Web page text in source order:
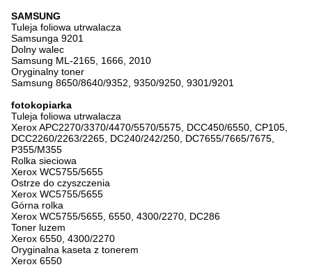
SAMSUNG
Tuleja foliowa utrwalacza
Samsunga 9201
Dolny walec
Samsung ML-2165, 1666, 2010
Oryginalny toner
Samsung 8650/8640/9352, 9350/9250, 9301/9201
fotokopiarka
Tuleja foliowa utrwalacza
Xerox APC2270/3370/4470/5570/5575, DCC450/6550, CP105,
DCC2260/2263/2265, DC240/242/250, DC7655/7665/7675,
P355/M355
Rolka sieciowa
Xerox WC5755/5655
Ostrze do czyszczenia
Xerox WC5755/5655
Górna rolka
Xerox WC5755/5655, 6550, 4300/2270, DC286
Toner luzem
Xerox 6550, 4300/2270
Oryginalna kaseta z tonerem
Xerox 6550